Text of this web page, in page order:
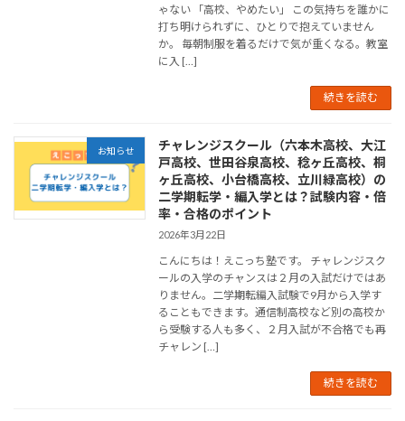
ゃない 「高校、やめたい」 この気持ちを誰かに
打ち明けられずに、ひとりで抱えていません
か。 毎朝制服を着るだけで気が重くなる。教室
に入 […]
続きを読む
お知らせ
チャレンジスクール（六本木高校、大江
戸高校、世田谷泉高校、稔ヶ丘高校、桐
ヶ丘高校、小台橋高校、立川緑高校）の
二学期転学・編入学とは？試験内容・倍
率・合格のポイント
2026年3月22日
こんにちは！えこっち塾です。 チャレンジスク
ールの入学のチャンスは２月の入試だけではあ
りません。二学期転編入試験で9月から入学す
ることもできます。通信制高校など別の高校か
ら受験する人も多く、２月入試が不合格でも再
チャレン […]
続きを読む